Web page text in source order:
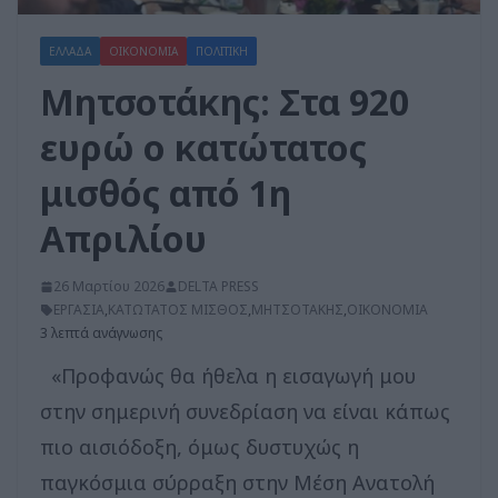
ΕΛΛΑΔΑ ΟΙΚΟΝΟΜΙΑ ΠΟΛΙΤΙΚΗ
Μητσοτάκης: Στα 920
ευρώ ο κατώτατος
μισθός από 1η
Απριλίου
26 Μαρτίου 2026
DELTA PRESS
ΕΡΓΑΣΙΑ,ΚΑΤΩΤΑΤΟΣ ΜΙΣΘΟΣ,ΜΗΤΣΟΤΑΚΗΣ,ΟΙΚΟΝΟΜΙΑ
3 λεπτά ανάγνωσης
«Προφανώς θα ήθελα η εισαγωγή μου
στην σημερινή συνεδρίαση να είναι κάπως
πιο αισιόδοξη, όμως δυστυχώς η
παγκόσμια σύρραξη στην Μέση Ανατολή